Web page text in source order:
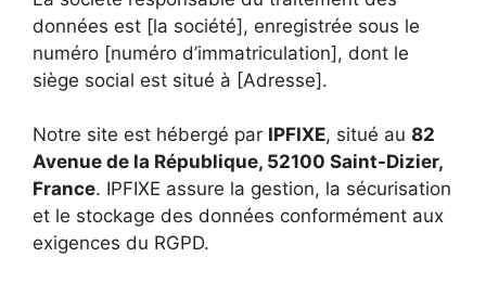
données est [la société], enregistrée sous le
numéro [numéro d’immatriculation], dont le
siège social est situé à [Adresse].
Notre site est hébergé par IPFIXE, situé au 82
Avenue de la République, 52100 Saint-Dizier,
France. IPFIXE assure la gestion, la sécurisation
et le stockage des données conformément aux
exigences du RGPD.